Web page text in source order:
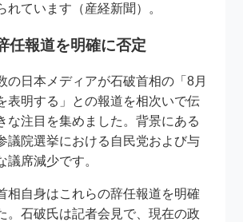
れています（産経新聞）。
任報道を明確に否定
の日本メディアが石破首相の「8月
表明する」との報道を相次いで伝
な注目を集めました。背景にある
議院選挙における自民党および与
議席減少です。
相自身はこれらの辞任報道を明確
。石破氏は記者会見で、現在の政